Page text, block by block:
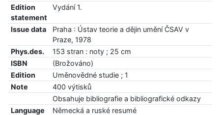
Edition
statement
Vydání 1.
Issue data
Praha : Ústav teorie a dějin umění ČSAV v
Praze, 1978
Phys.des.
153 stran : noty ; 25 cm
ISBN
(Brožováno)
Edition
Uměnovědné studie ; 1
Note
400 výtisků
Obsahuje bibliografie a bibliografické odkazy
Language
Německá a ruské resumé